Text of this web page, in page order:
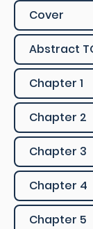
Cover
Abstract
Chapter 1
Chapter 2
Chapter 3
Chapter 4
Chapter 5